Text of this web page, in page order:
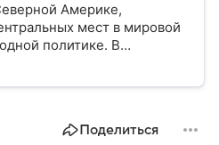
Америке,
мест в мировой
политике. В
об этой стране.
Поделиться